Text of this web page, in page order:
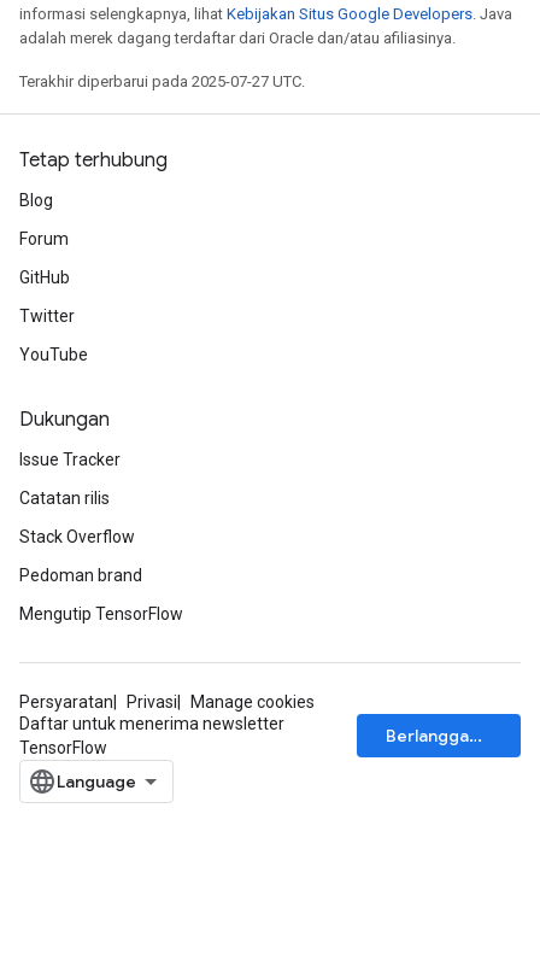
informasi selengkapnya, lihat Kebijakan Situs Google Developers. Java
adalah merek dagang terdaftar dari Oracle dan/atau afiliasinya.
Terakhir diperbarui pada 2025-07-27 UTC.
Tetap terhubung
Blog
Forum
GitHub
Twitter
YouTube
Dukungan
Issue Tracker
Catatan rilis
Stack Overflow
Pedoman brand
Mengutip TensorFlow
Persyaratan Privasi
Manage cookies
Daftar untuk menerima newsletter
TensorFlow
Berlangganan